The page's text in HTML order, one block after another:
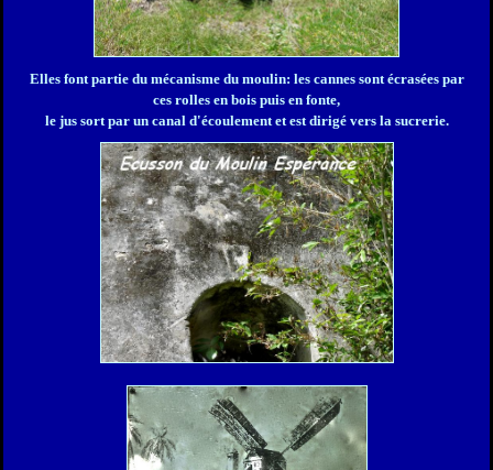
Elles font partie du mécanisme du moulin: les cannes sont écrasées par
ces rolles en bois puis en fonte,
le jus sort par un canal d'écoulement et est dirigé vers la sucrerie.